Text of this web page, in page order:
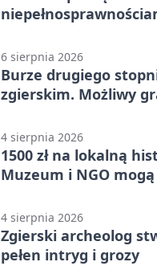
6 sierpnia 2026
Burze drugiego
zgierskim. Możliwy
4 sierpnia 2026
1500 zł na lokalną
Muzeum i NGO
4 sierpnia 2026
Zgierski archeolog
pełen intryg i grozy